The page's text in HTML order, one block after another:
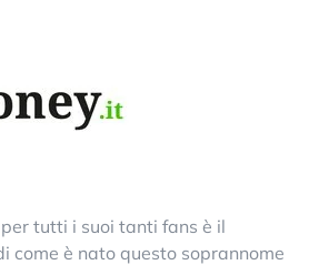
tutti i suoi tanti fans è il
come è nato questo soprannome